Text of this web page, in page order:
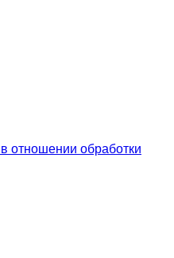
отношении обработки